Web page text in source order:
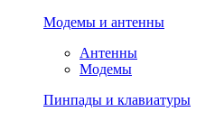
Модемы и антенны
Антенны
Модемы
Пинпады и клавиатуры